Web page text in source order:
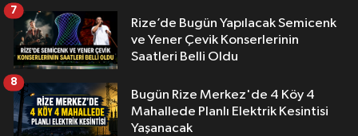
Rize’de Bugün Yapılacak Semicenk
ve Yener Çevik Konserlerinin
Saatleri Belli Oldu
7
Bugün Rize Merkez'de 4 Köy 4
Mahallede Planlı Elektrik Kesintisi
Yaşanacak
8